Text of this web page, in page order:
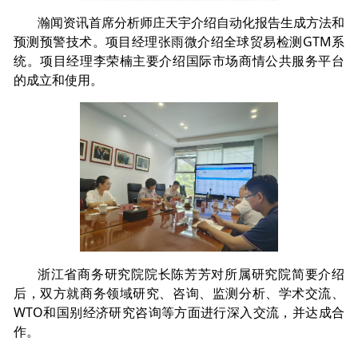
瀚闻资讯首席分析师庄天宇介绍自动化报告生成方法和
预测预警技术。项目经理张雨微介绍全球贸易检测GTM系
统。项目经理李荣楠主要介绍国际市场商情公共服务平台
的成立和使用。
浙江省商务研究院院长陈芳芳对所属研究院简要介绍
后，双方就商务领域研究、咨询、监测分析、学术交流、
WTO和国别经济研究咨询等方面进行深入交流，并达成合
作。